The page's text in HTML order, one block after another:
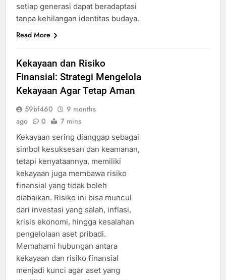
setiap generasi dapat beradaptasi
tanpa kehilangan identitas budaya.
Read More
Kekayaan dan Risiko
Finansial: Strategi Mengelola
Kekayaan Agar Tetap Aman
59bf460
9 months
ago
0 7 mins
Kekayaan sering dianggap sebagai
simbol kesuksesan dan keamanan,
tetapi kenyataannya, memiliki
kekayaan juga membawa risiko
finansial yang tidak boleh
diabaikan. Risiko ini bisa muncul
dari investasi yang salah, inflasi,
krisis ekonomi, hingga kesalahan
pengelolaan aset pribadi.
Memahami hubungan antara
kekayaan dan risiko finansial
menjadi kunci agar aset yang